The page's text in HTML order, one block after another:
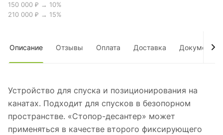
150 000 ₽ → 10%
210 000 ₽ → 15%
Описание Отзывы Оплата Доставка Документы
Устройство для спуска и позиционирования на
канатах. Подходит для спусков в безопорном
пространстве. «Стопор-десантер» может
применяться в качестве второго фиксирующего